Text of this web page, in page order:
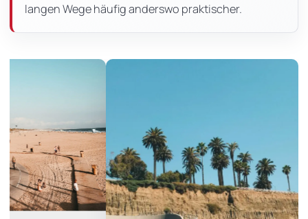
langen Wege häufig anderswo praktischer.